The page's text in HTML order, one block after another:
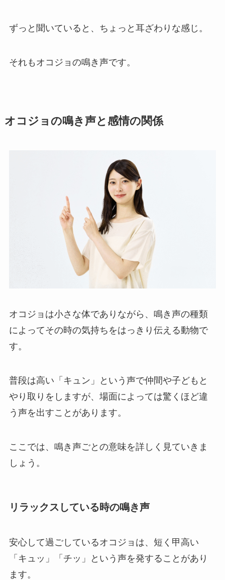
ずっと聞いていると、ちょっと耳ざわりな感じ。
それもオコジョの鳴き声です。
オコジョの鳴き声と感情の関係
オコジョは小さな体でありながら、鳴き声の種類
によってその時の気持ちをはっきり伝える動物で
す。
普段は高い「キュン」という声で仲間や子どもと
やり取りをしますが、場面によっては驚くほど違
う声を出すことがあります。
ここでは、鳴き声ごとの意味を詳しく見ていきま
しょう。
リラックスしている時の鳴き声
安心して過ごしているオコジョは、短く甲高い
「キュッ」「チッ」という声を発することがあり
ます。